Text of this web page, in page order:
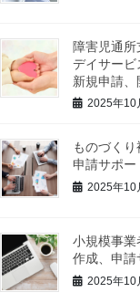
障害児通
デイサー
新規申請、
2025年10
ものづく
申請サポ
2025年10
小規模事
作成、申請
2025年10